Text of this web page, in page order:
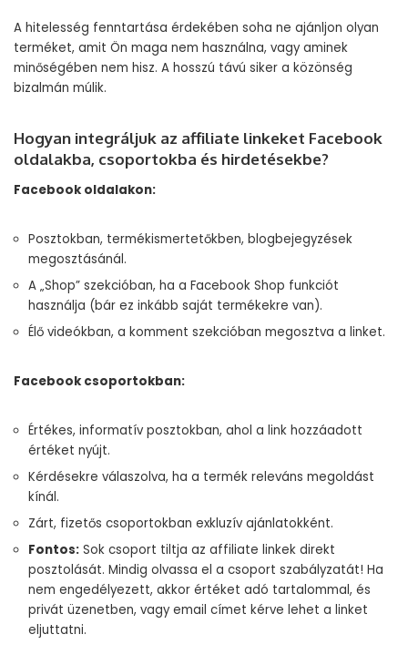
A hitelesség fenntartása érdekében soha ne ajánljon olyan
terméket, amit Ön maga nem használna, vagy aminek
minőségében nem hisz. A hosszú távú siker a közönség
bizalmán múlik.
Hogyan integráljuk az affiliate linkeket Facebook
oldalakba, csoportokba és hirdetésekbe?
Facebook oldalakon:
Posztokban, termékismertetőkben, blogbejegyzések
megosztásánál.
A „Shop” szekcióban, ha a Facebook Shop funkciót
használja (bár ez inkább saját termékekre van).
Élő videókban, a komment szekcióban megosztva a linket.
Facebook csoportokban:
Értékes, informatív posztokban, ahol a link hozzáadott
értéket nyújt.
Kérdésekre válaszolva, ha a termék releváns megoldást
kínál.
Zárt, fizetős csoportokban exkluzív ajánlatokként.
Fontos: Sok csoport tiltja az affiliate linkek direkt
posztolását. Mindig olvassa el a csoport szabályzatát! Ha
nem engedélyezett, akkor értéket adó tartalommal, és
privát üzenetben, vagy email címet kérve lehet a linket
eljuttatni.